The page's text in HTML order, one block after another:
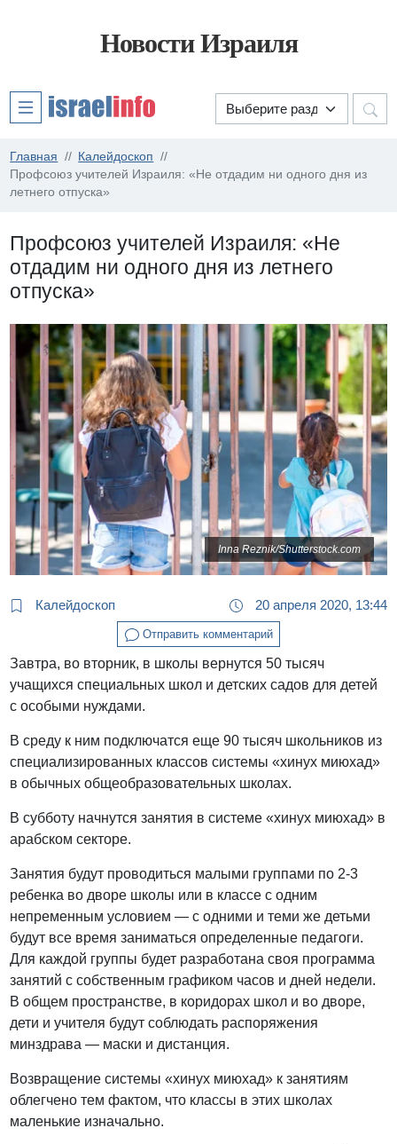
Новости Израиля
Главная
Калейдоскоп
Профсоюз учителей Израиля: «Не отдадим ни одного дня из
летнего отпуска»
Профсоюз учителей Израиля: «Не
отдадим ни одного дня из летнего
отпуска»
Inna Reznik/Shutterstock.com
Калейдоскоп 20 апреля 2020, 13:44
Отправить комментарий
Завтра, во вторник, в школы вернутся 50 тысяч
учащихся специальных школ и детских садов для детей
с особыми нуждами.
В среду к ним подключатся еще 90 тысяч школьников из
специализированных классов системы «хинух миюхад»
в обычных общеобразовательных школах.
В субботу начнутся занятия в системе «хинух миюхад» в
арабском секторе.
Занятия будут проводиться малыми группами по 2-3
ребенка во дворе школы или в классе с одним
непременным условием — с одними и теми же детьми
будут все время заниматься определенные педагоги.
Для каждой группы будет разработана своя программа
занятий с собственным графиком часов и дней недели.
В общем пространстве, в коридорах школ и во дворе,
дети и учителя будут соблюдать распоряжения
минздрава — маски и дистанция.
Возвращение системы «хинух миюхад» к занятиям
облегчено тем фактом, что классы в этих школах
маленькие изначально.